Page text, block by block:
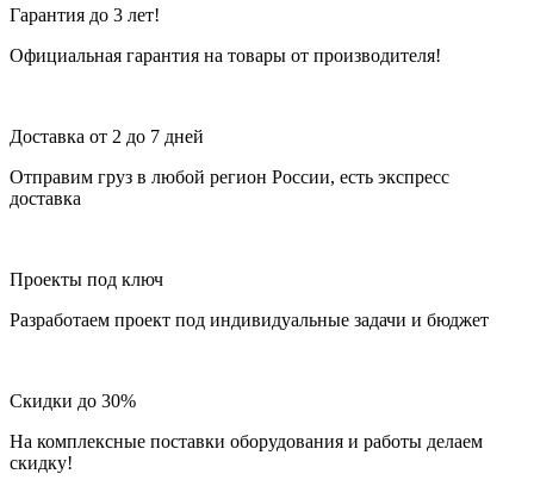
Гарантия до 3 лет!
Официальная гарантия на товары от производителя!
Доставка от 2 до 7 дней
Отправим груз в любой регион России, есть экспресс
доставка
Проекты под ключ
Разработаем проект под индивидуальные задачи и бюджет
Скидки до 30%
На комплексные поставки оборудования и работы делаем
скидку!